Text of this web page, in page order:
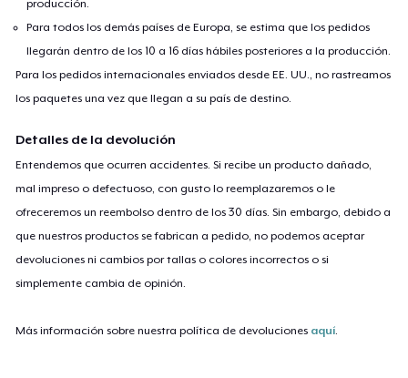
producción.
Para todos los demás países de Europa, se estima que los pedidos
llegarán dentro de los 10 a 16 días hábiles posteriores a la producción.
Para los pedidos internacionales enviados desde EE. UU., no rastreamos
los paquetes una vez que llegan a su país de destino.
Detalles de la devolución
Entendemos que ocurren accidentes. Si recibe un producto dañado,
mal impreso o defectuoso, con gusto lo reemplazaremos o le
ofreceremos un reembolso dentro de los 30 días. Sin embargo, debido a
que nuestros productos se fabrican a pedido, no podemos aceptar
devoluciones ni cambios por tallas o colores incorrectos o si
simplemente cambia de opinión.
Más información sobre nuestra política de devoluciones aquí